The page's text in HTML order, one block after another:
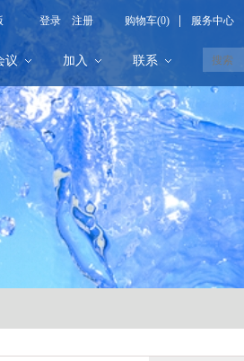
登录 注册 购物车(0) 服务中心
议 加入 联系